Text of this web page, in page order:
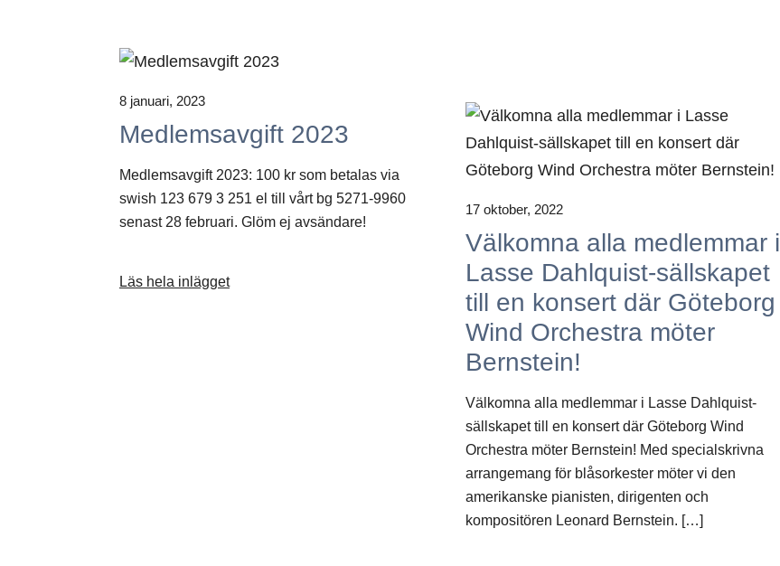
8 januari, 2023
Medlemsavgift 2023
Medlemsavgift 2023: 100 kr som betalas via
swish 123 679 3 251 el till vårt bg 5271-9960
senast 28 februari. Glöm ej avsändare!
Läs hela inlägget
17 oktober, 2022
Välkomna alla medlemmar i
Lasse Dahlquist-sällskapet
till en konsert där Göteborg
Wind Orchestra möter
Bernstein!
Välkomna alla medlemmar i Lasse Dahlquist-
sällskapet till en konsert där Göteborg Wind
Orchestra möter Bernstein! Med specialskrivna
arrangemang för blåsorkester möter vi den
amerikanske pianisten, dirigenten och
kompositören Leonard Bernstein. […]